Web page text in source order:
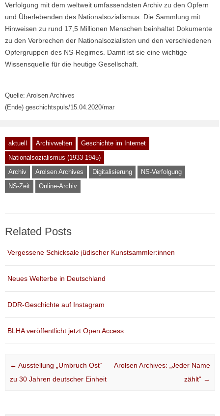
Verfolgung mit dem weltweit umfassendsten Archiv zu den Opfern
und Überlebenden des Nationalsozialismus. Die Sammlung mit
Hinweisen zu rund 17,5 Millionen Menschen beinhaltet Dokumente
zu den Verbrechen der Nationalsozialisten und den verschiedenen
Opfergruppen des NS-Regimes. Damit ist sie eine wichtige
Wissensquelle für die heutige Gesellschaft.
Quelle: Arolsen Archives
(Ende) geschichtspuls/15.04.2020/mar
aktuell Archivwelten
Geschichte im Internet
Nationalsozialismus (1933-1945)
Archiv
Arolsen Archives Digitalisierung
NS-Verfolgung
NS-Zeit
Online-Archiv
Related Posts
Vergessene Schicksale jüdischer Kunstsammler:innen
Neues Welterbe in Deutschland
DDR-Geschichte auf Instagram
BLHA veröffentlicht jetzt Open Access
Post navigation
← Ausstellung „Umbruch Ost“
zu 30 Jahren deutscher Einheit
Arolsen Archives: „Jeder Name
zählt“ →